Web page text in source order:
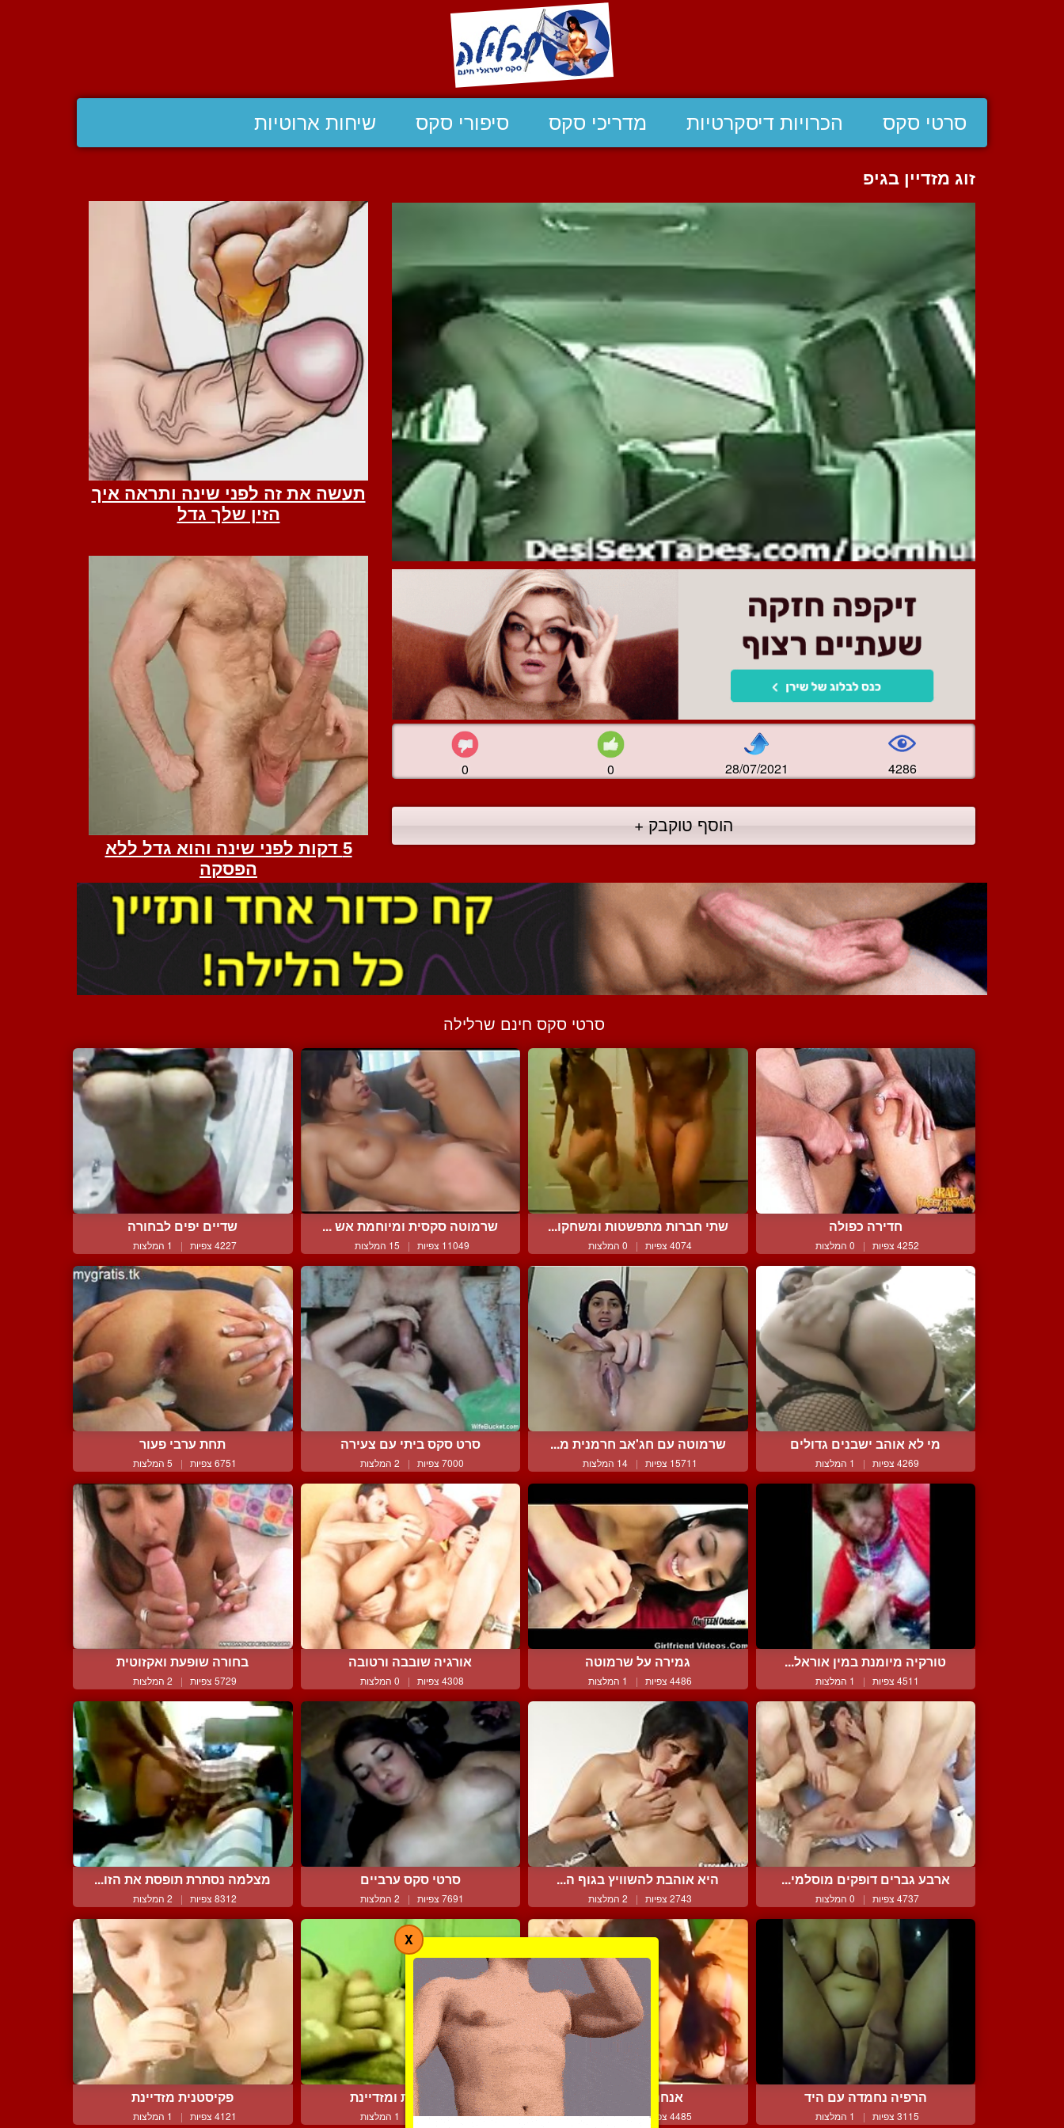
סרטי סקס הכרויות דיסקרטיות מדריכי סקס סיפורי סקס שיחות ארוטיות
זוג מזדיין בגיפ
0 0 28/07/2021 4286
הוסף טוקבק +
סרטי סקס חינם שרלילה
חדירה כפולה
4252 צפיות | 0 המלצות
שתי חברות מתפשטות ומשחקו...
4074 צפיות | 0 המלצות
שרמוטה סקסית ומיוחמת אש ...
11049 צפיות | 15 המלצות
שדיים יפים לבחורה
4227 צפיות | 1 המלצות
מי לא אוהב ישבנים גדולים
4269 צפיות | 1 המלצות
שרמוטה עם חג'אב חרמנית מ...
15711 צפיות | 14 המלצות
סרט סקס ביתי עם צעירה
7000 צפיות | 2 המלצות
תחת ערבי פעור
6751 צפיות | 5 המלצות
טורקיה מיומנת במין אוראל...
4511 צפיות | 1 המלצות
גמירה על שרמוטה
4486 צפיות | 1 המלצות
אורגיה שובבה ורטובה
4308 צפיות | 0 המלצות
בחורה שופעת ואקזוטית
5729 צפיות | 2 המלצות
ארבע גברים דופקים מוסלמי...
4737 צפיות | 0 המלצות
היא אוהבת להשוויץ בגוף ה...
2743 צפיות | 2 המלצות
סרטי סקס ערביים
7691 צפיות | 2 המלצות
מצלמה נסתרת תופסת את הזו...
8312 צפיות | 2 המלצות
הרפיה נחמדה עם היד
3115 צפיות | 1 המלצות
אנחנו מאלגיריה
4485 צפיות | 0 המלצות
מילף מוצצת ומזדיינת
6137 צפיות | 1 המלצות
פקיסטנית מזדיינת
4121 צפיות | 1 המלצות
X